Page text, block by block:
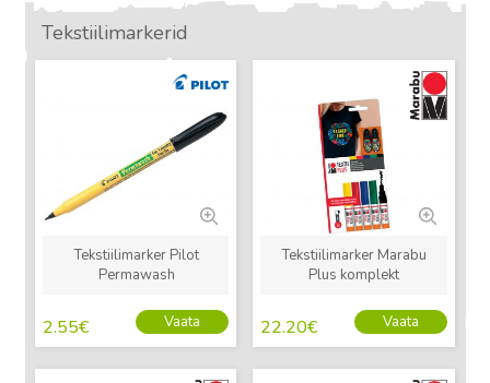
Tekstiilimarkerid
Tekstiilimarker Pilot
Permawash
2.55€ Vaata
Tekstiilimarker Marabu
Plus komplekt
22.20€ Vaata